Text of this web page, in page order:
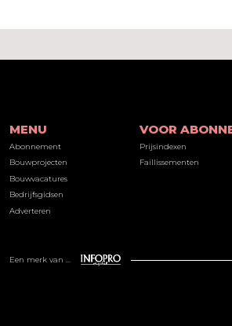
MENU
Abonnement
Bouwprojecten
Bouwvacatures
Bedrijfsgidsen
Adverteren
VOOR
Prijsindexen
Faillissementen
Een merk van ...